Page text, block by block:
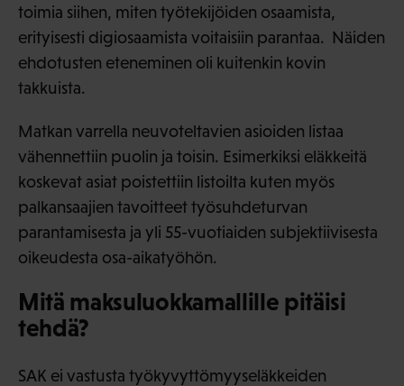
toimia siihen, miten työtekijöiden osaamista,
erityisesti digiosaamista voitaisiin parantaa. Näiden
ehdotusten eteneminen oli kuitenkin kovin
takkuista.
Matkan varrella neuvoteltavien asioiden listaa
vähennettiin puolin ja toisin. Esimerkiksi eläkkeitä
koskevat asiat poistettiin listoilta kuten myös
palkansaajien tavoitteet työsuhdeturvan
parantamisesta ja yli 55-vuotiaiden subjektiivisesta
oikeudesta osa-aikatyöhön.
Mitä maksuluokkamallille pitäisi
tehdä?
SAK ei vastusta työkyvyttömyyseläkkeiden